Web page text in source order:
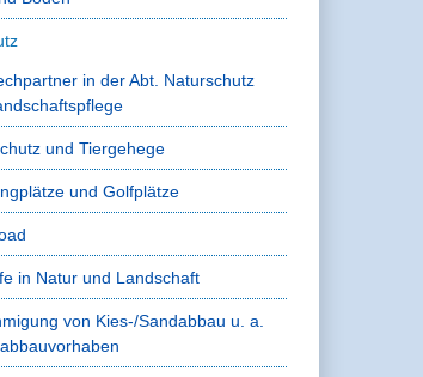
in der Abt. Naturschutz
und Tiergehege
und Golfplätze
in Natur und Landschaft
von Kies-/Sandabbau u. a.